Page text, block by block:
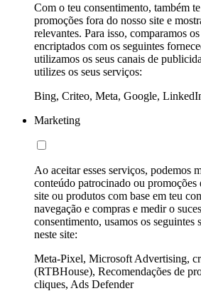
Com o teu consentimento, também
promoções fora do nosso site e
relevantes. Para isso, comparamos
encriptados com os seguintes
utilizamos os seus canais de
utilizes os seus serviços:
Bing, Criteo, Meta, Google,
Marketing
Ao aceitar esses serviços, podemos
conteúdo patrocinado ou promoções
site ou produtos com base em teu
navegação e compras e medir o
consentimento, usamos os seguintes
neste site:
Meta-Pixel, Microsoft Advertising,
(RTBHouse), Recomendações de
cliques, Ads Defender